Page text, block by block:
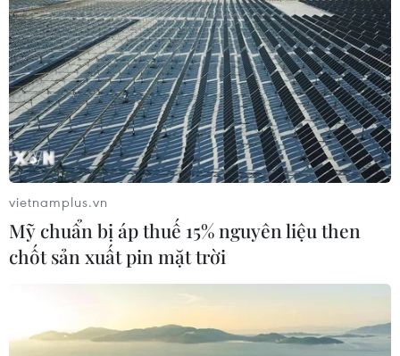
vietnamplus.vn
Mỹ chuẩn bị áp thuế 15% nguyên liệu then
chốt sản xuất pin mặt trời